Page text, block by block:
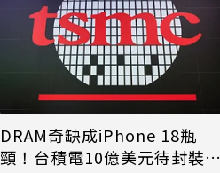
DRAM奇缺成iPhone 18瓶
頸！台積電10億美元待封裝晶